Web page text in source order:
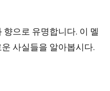
으로 유명합니다. 이 멜
사실들을 알아봅시다.